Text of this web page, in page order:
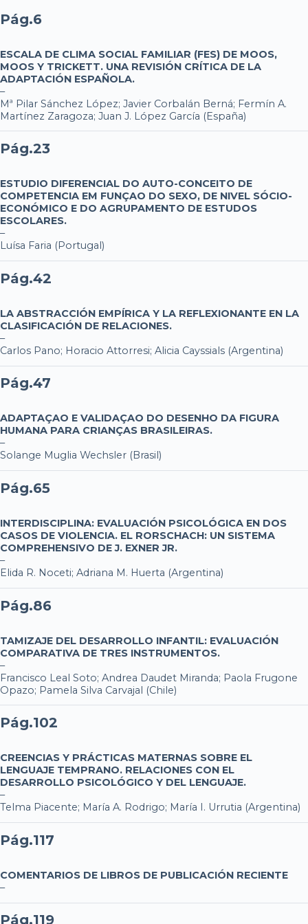
Pág.6
ESCALA DE CLIMA SOCIAL FAMILIAR (FES) DE MOOS,
MOOS Y TRICKETT. UNA REVISIÓN CRÍTICA DE LA
ADAPTACIÓN ESPAÑOLA.
–
Mª Pilar Sánchez López; Javier Corbalán Berná; Fermín A.
Martínez Zaragoza; Juan J. López García (España)
Pág.23
ESTUDIO DIFERENCIAL DO AUTO-CONCEITO DE
COMPETENCIA EM FUNÇAO DO SEXO, DE NIVEL SÓCIO-
ECONÓMICO E DO AGRUPAMENTO DE ESTUDOS
ESCOLARES.
–
Luísa Faria (Portugal)
Pág.42
LA ABSTRACCIÓN EMPÍRICA Y LA REFLEXIONANTE EN LA
CLASIFICACIÓN DE RELACIONES.
–
Carlos Pano; Horacio Attorresi; Alicia Cayssials (Argentina)
Pág.47
ADAPTAÇAO E VALIDAÇAO DO DESENHO DA FIGURA
HUMANA PARA CRIANÇAS BRASILEIRAS.
–
Solange Muglia Wechsler (Brasil)
Pág.65
INTERDISCIPLINA: EVALUACIÓN PSICOLÓGICA EN DOS
CASOS DE VIOLENCIA. EL RORSCHACH: UN SISTEMA
COMPREHENSIVO DE J. EXNER JR.
–
Elida R. Noceti; Adriana M. Huerta (Argentina)
Pág.86
TAMIZAJE DEL DESARROLLO INFANTIL: EVALUACIÓN
COMPARATIVA DE TRES INSTRUMENTOS.
–
Francisco Leal Soto; Andrea Daudet Miranda; Paola Frugone
Opazo; Pamela Silva Carvajal (Chile)
Pág.102
CREENCIAS Y PRÁCTICAS MATERNAS SOBRE EL
LENGUAJE TEMPRANO. RELACIONES CON EL
DESARROLLO PSICOLÓGICO Y DEL LENGUAJE.
–
Telma Piacente; María A. Rodrigo; María I. Urrutia (Argentina)
Pág.117
COMENTARIOS DE LIBROS DE PUBLICACIÓN RECIENTE
–
Pág.119